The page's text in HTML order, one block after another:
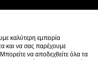
καλύτερη εμπειρία
και να σας παρέχουμε
να αποδεχθείτε όλα τα